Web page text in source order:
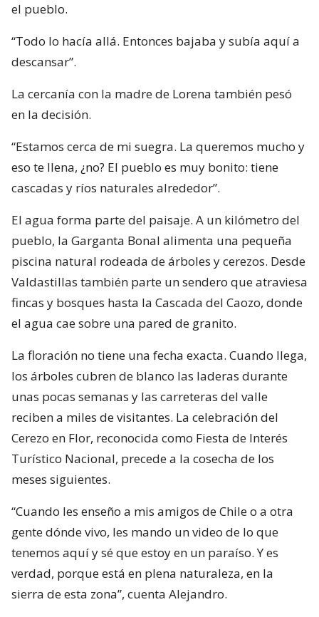
el pueblo.
“Todo lo hacía allá. Entonces bajaba y subía aquí a
descansar”.
La cercanía con la madre de Lorena también pesó
en la decisión.
“Estamos cerca de mi suegra. La queremos mucho y
eso te llena, ¿no? El pueblo es muy bonito: tiene
cascadas y ríos naturales alrededor”.
El agua forma parte del paisaje. A un kilómetro del
pueblo, la Garganta Bonal alimenta una pequeña
piscina natural rodeada de árboles y cerezos. Desde
Valdastillas también parte un sendero que atraviesa
fincas y bosques hasta la Cascada del Caozo, donde
el agua cae sobre una pared de granito.
La floración no tiene una fecha exacta. Cuando llega,
los árboles cubren de blanco las laderas durante
unas pocas semanas y las carreteras del valle
reciben a miles de visitantes. La celebración del
Cerezo en Flor, reconocida como Fiesta de Interés
Turístico Nacional, precede a la cosecha de los
meses siguientes.
“Cuando les enseño a mis amigos de Chile o a otra
gente dónde vivo, les mando un video de lo que
tenemos aquí y sé que estoy en un paraíso. Y es
verdad, porque está en plena naturaleza, en la
sierra de esta zona”, cuenta Alejandro.